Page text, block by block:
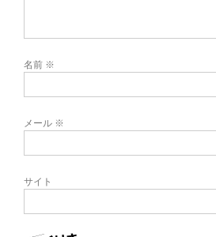
名前 ※
メール ※
サイト